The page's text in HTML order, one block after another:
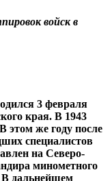
войск в
3 февраля
края. В 1943
же году после
специалистов
на Северо-
минометного
В дальнейшем